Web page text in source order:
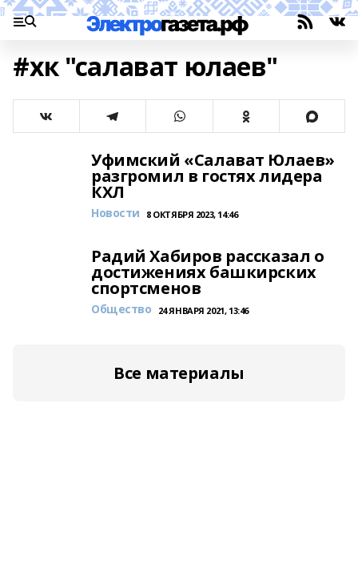
#хк "салават юлаев"
Уфимский «Салават Юлаев»
разгромил в гостях лидера
КХЛ
Новости 8 ОКТЯБРЯ 2023, 14:46
Радий Хабиров рассказал о
достижениях башкирских
спортсменов
Общество 24 ЯНВАРЯ 2021, 13:46
Все материалы